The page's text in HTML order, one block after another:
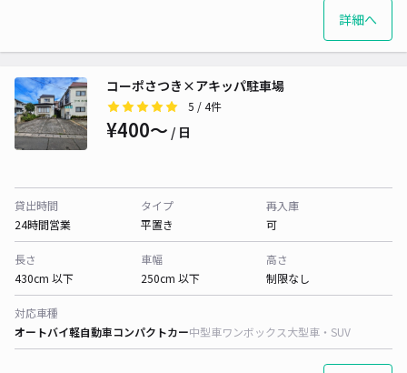
詳細へ
コーポさつき×アキッパ駐車場
5 / 4件
¥400〜 / 日
貸出時間
24時間営業
タイプ
平置き
再入庫
可
長さ
430cm 以下
車幅
250cm 以下
高さ
制限なし
対応車種
オートバイ軽自動車コンパクトカー中型車ワンボックス大型車・SUV